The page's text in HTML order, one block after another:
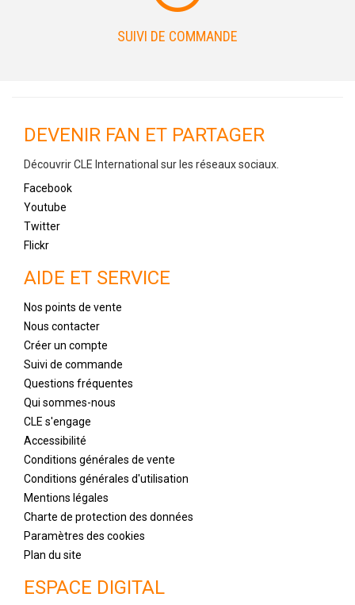
SUIVI DE COMMANDE
DEVENIR FAN ET PARTAGER
Découvrir CLE International sur les réseaux sociaux.
Facebook
Youtube
Twitter
Flickr
AIDE ET SERVICE
Nos points de vente
Nous contacter
Créer un compte
Suivi de commande
Questions fréquentes
Qui sommes-nous
CLE s'engage
Accessibilité
Conditions générales de vente
Conditions générales d'utilisation
Mentions légales
Charte de protection des données
Paramètres des cookies
Plan du site
ESPACE DIGITAL